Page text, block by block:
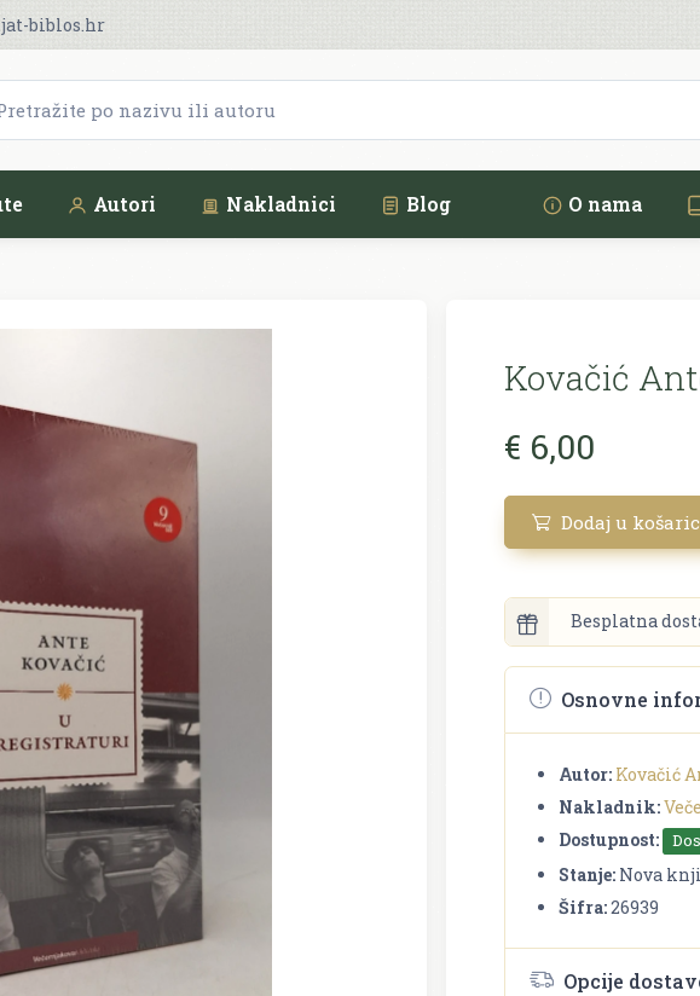
biblos.hr
Autori Nakladnici Blog O nama
Kovačić
€ 6,00
Dodaj u
Besplatna
Osnovne
Autor: Kovačić
Nakladnik:
Dostupnost:
Stanje: Nova
Šifra:26939
Opcije